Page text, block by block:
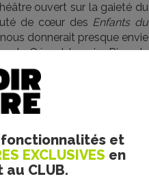
et
EXCLUSIVES en
CLUB.
ouvert sur la gaieté du
de cœur des Enfants du
donnerait presque envie
de Gérard Lanvin. Rien de
épure bienvenue.Peu de
nous irradier par des idées
manque de niaque (les
pris en défaut par
mêmes qui semblent se
(Piaire pour la gamine
et retrouve goût à la vie
à mesure que progresse la